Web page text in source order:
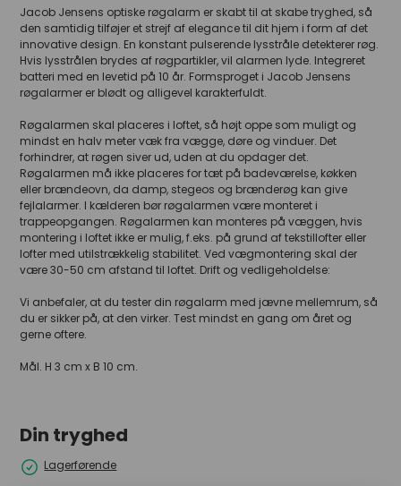
Jacob Jensens optiske røgalarm er skabt til at skabe tryghed, så
den samtidig tilføjer et strejf af elegance til dit hjem i form af det
innovative design. En konstant pulserende lysstråle detekterer røg.
Hvis lysstrålen brydes af røgpartikler, vil alarmen lyde. Integreret
batteri med en levetid på 10 år. Formsproget i Jacob Jensens
røgalarmer er blødt og alligevel karakterfuldt.
Røgalarmen skal placeres i loftet, så højt oppe som muligt og
mindst en halv meter væk fra vægge, døre og vinduer. Det
forhindrer, at røgen siver ud, uden at du opdager det.
Røgalarmen må ikke placeres for tæt på badeværelse, køkken
eller brændeovn, da damp, stegeos og brænderøg kan give
fejlalarmer. I kælderen bør røgalarmen være monteret i
trappeopgangen. Røgalarmen kan monteres på væggen, hvis
montering i loftet ikke er mulig, f.eks. på grund af tekstillofter eller
lofter med utilstrækkelig stabilitet. Ved vægmontering skal der
være 30-50 cm afstand til loftet. Drift og vedligeholdelse:
Vi anbefaler, at du tester din røgalarm med jævne mellemrum, så
du er sikker på, at den virker. Test mindst en gang om året og
gerne oftere.
Mål. H 3 cm x B 10 cm.
Din tryghed
Lagerførende